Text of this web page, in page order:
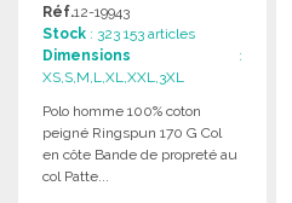
Réf.12-19943
Stock : 323 153 articles
Dimensions :
XS,S,M,L,XL,XXL,3XL
Polo homme 100% coton
peigné Ringspun 170 G Col
en côte Bande de propreté au
col Patte...